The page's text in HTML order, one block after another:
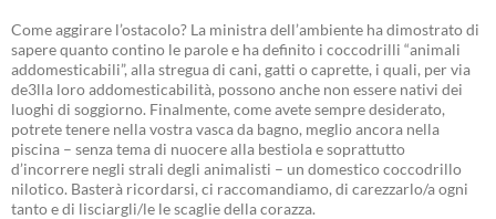
Come aggirare l’ostacolo? La ministra dell’ambiente ha dimostrato di
sapere quanto contino le parole e ha definito i coccodrilli “animali
addomesticabili”, alla stregua di cani, gatti o caprette, i quali, per via
de3lla loro addomesticabilità, possono anche non essere nativi dei
luoghi di soggiorno. Finalmente, come avete sempre desiderato,
potrete tenere nella vostra vasca da bagno, meglio ancora nella
piscina – senza tema di nuocere alla bestiola e soprattutto
d’incorrere negli strali degli animalisti – un domestico coccodrillo
nilotico. Basterà ricordarsi, ci raccomandiamo, di carezzarlo/a ogni
tanto e di lisciargli/le le scaglie della corazza.